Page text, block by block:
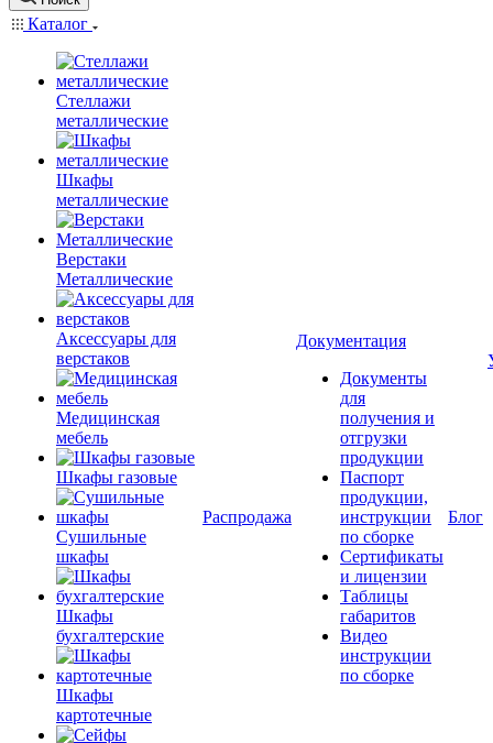
Каталог
Стеллажи
металлические
Шкафы
металлические
Верстаки
Металлические
Аксессуары для
верстаков
Медицинская
мебель
Шкафы газовые
Сушильные
шкафы
Шкафы
бухгалтерские
Шкафы
картотечные
Распродажа
Документация
Документы
для
получения и
отгрузки
продукции
Паспорт
продукции,
инструкции
по сборке
Сертификаты
и лицензии
Таблицы
габаритов
Видео
инструкции
по сборке
Блог